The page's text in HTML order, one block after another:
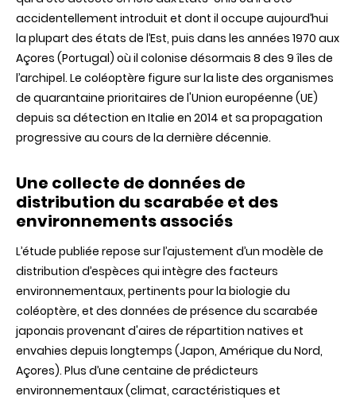
zones
favorables
son
établissement
élaborer
des
stratégies
de
accidentellement introduit et dont il occupe aujourd’hui
la plupart des états de l’Est, puis dans les années 1970 aux
Açores (Portugal) où il colonise désormais 8 des 9 îles de
l’archipel. Le coléoptère figure sur la liste des organismes
de quarantaine prioritaires de l'Union européenne (UE)
depuis sa détection en Italie en 2014 et sa propagation
progressive au cours de la dernière décennie.
Une collecte de données de
distribution du scarabée et des
environnements associés
L’étude publiée repose sur l’ajustement d’un modèle de
distribution d’espèces qui intègre des facteurs
environnementaux, pertinents pour la biologie du
coléoptère, et des données de présence du scarabée
japonais provenant d'aires de répartition natives et
envahies depuis longtemps (Japon, Amérique du Nord,
Açores). Plus d’une centaine de prédicteurs
environnementaux (climat, caractéristiques et